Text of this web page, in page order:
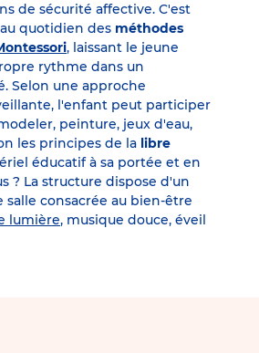
de sécurité affective. C'est
quotidien des méthodes
, laissant le jeune
rythme dans un
Selon une approche
l'enfant peut participer
peinture, jeux d'eau,
les principes de la libre
éducatif à sa portée et en
? La structure dispose d'un
salle consacrée au bien-être
lumière, musique douce, éveil